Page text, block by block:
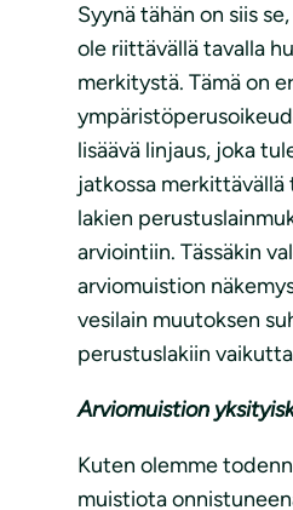
Syynä tähän on siis
ole riittävällä tavalla
merkitystä. Tämä on
lisäävä linjaus, joka
jatkossa merkittävällä
lakien
arviointiin. Tässäkin
arviomuistion
vesilain muutoksen
perustuslakiin
Arviomuistion
Kuten olemme
muistiota